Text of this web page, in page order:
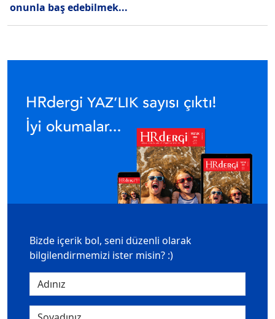
onunla baş edebilmek...
Bizde içerik bol, seni düzenli olarak
bilgilendirmemizi ister misin? :)